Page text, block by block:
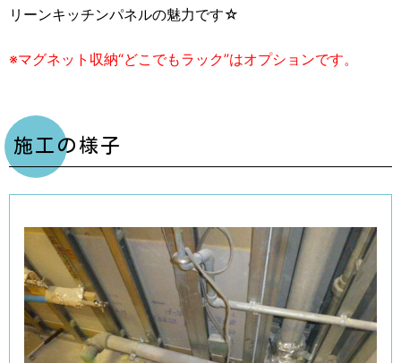
リーンキッチンパネルの魅力です☆
※マグネット収納“どこでもラック”はオプションです。
施工の様子